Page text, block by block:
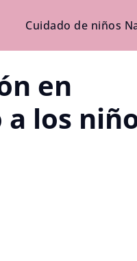
Cuidado de niños
en
los